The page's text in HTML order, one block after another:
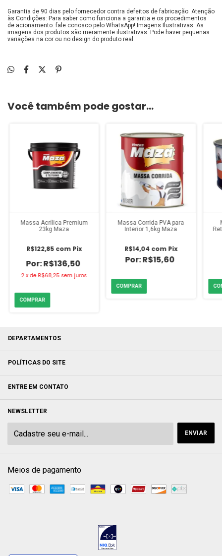
Garantia de 90 dias pelo fornecedor contra defeitos de fabricação. Atenção
às Condições: Para saber como funciona a garantia e os procedimentos
de acionamento. fale conosco pelo WhatsApp! Imagens Ilustrativas: As
imagens dos produtos são meramente ilustrativas. Pode haver pequenas
variações na cor ou no design do produto real.
Você também pode gostar...
Massa Acrílica Premium
23kg Maza
R$136,50
R$122,85 com Pix
2 xde R$68,25 sem juros
Massa Corrida PVA para
Interior 1,6kg Maza
R$15,60
R$14,04 com Pix
DEPARTAMENTOS
POLÍTICAS DO SITE
ENTRE EM CONTATO
NEWSLETTER
Meios de pagamento